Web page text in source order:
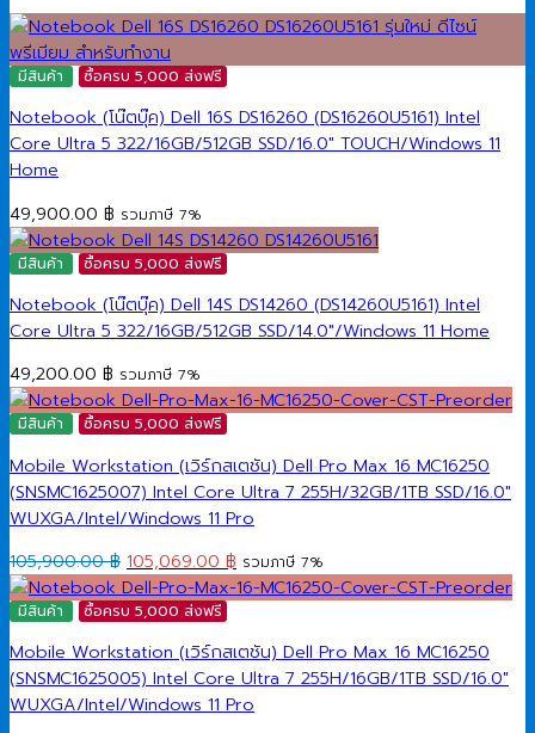
มีสินค้า ซื้อครบ 5,000 ส่งฟรี
Notebook (โน๊ตบุ๊ค) Dell 16S DS16260 (DS16260U5161) Intel
Core Ultra 5 322/16GB/512GB SSD/16.0″ TOUCH/Windows 11
Home
49,900.00 ฿ รวมภาษี 7%
มีสินค้า ซื้อครบ 5,000 ส่งฟรี
Notebook (โน๊ตบุ๊ค) Dell 14S DS14260 (DS14260U5161) Intel
Core Ultra 5 322/16GB/512GB SSD/14.0″/Windows 11 Home
49,200.00 ฿ รวมภาษี 7%
มีสินค้า ซื้อครบ 5,000 ส่งฟรี
Mobile Workstation (เวิร์กสเตชัน) Dell Pro Max 16 MC16250
(SNSMC1625007) Intel Core Ultra 7 255H/32GB/1TB SSD/16.0″
WUXGA/Intel/Windows 11 Pro
105,900.00฿ Original
price
was:
105,900.00 ฿.
105,069.00 ฿ Current
price
105,069.00 ฿.
รวมภาษี 7%
มีสินค้า ซื้อครบ 5,000 ส่งฟรี
Mobile Workstation (เวิร์กสเตชัน) Dell Pro Max 16 MC16250
(SNSMC1625005) Intel Core Ultra 7 255H/16GB/1TB SSD/16.0″
WUXGA/Intel/Windows 11 Pro